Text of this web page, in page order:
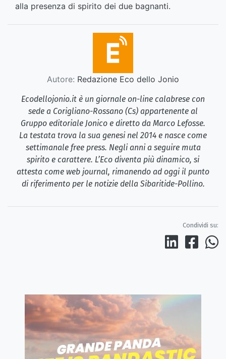
alla presenza di spirito dei due bagnanti.
Autore: Redazione Eco dello Jonio
Ecodellojonio.it è un giornale on-line calabrese con
sede a Corigliano-Rossano (Cs) appartenente al
Gruppo editoriale Jonico e diretto da Marco Lefosse.
La testata trova la sua genesi nel 2014 e nasce come
settimanale free press. Negli anni a seguire muta
spirito e carattere. L’Eco diventa più dinamico, si
attesta come web journal, rimanendo ad oggi il punto
di riferimento per le notizie della Sibaritide-Pollino.
Condividi su: